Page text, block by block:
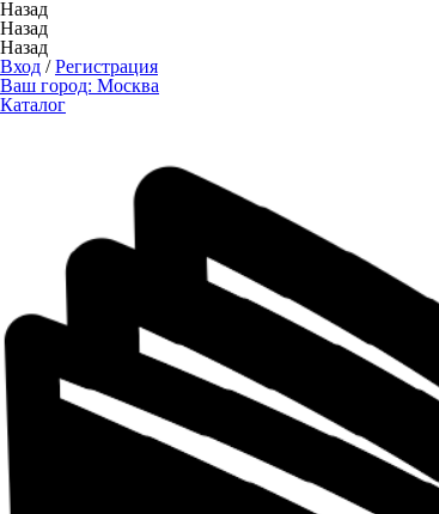
Назад
Назад
Назад
Вход /Регистрация
Ваш город: Москва
Каталог